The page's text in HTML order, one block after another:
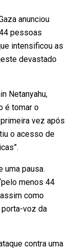
anunciou
pessoas
intensificou as
devastado
Netanyahu,
é tomar o
vez após
o acesso de
uma pausa.
menos 44
como
voz da
contra uma